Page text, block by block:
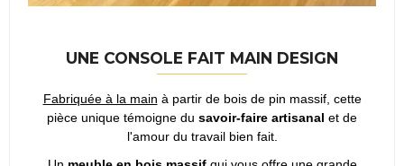
UNE CONSOLE FAIT MAIN DESIGN
Fabriquée à la main à partir de bois de pin massif, cette
pièce unique témoigne du savoir-faire artisanal et de
l'amour du travail bien fait.